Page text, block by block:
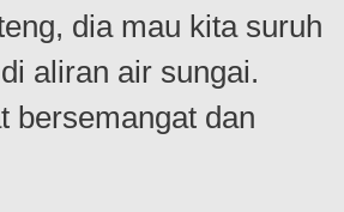
dia mau kita suruh
aliran air sungai.
bersemangat dan